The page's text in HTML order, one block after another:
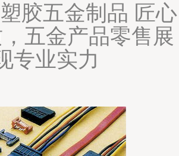
胶五金制品 匠心
五金产品零售展
专业实力